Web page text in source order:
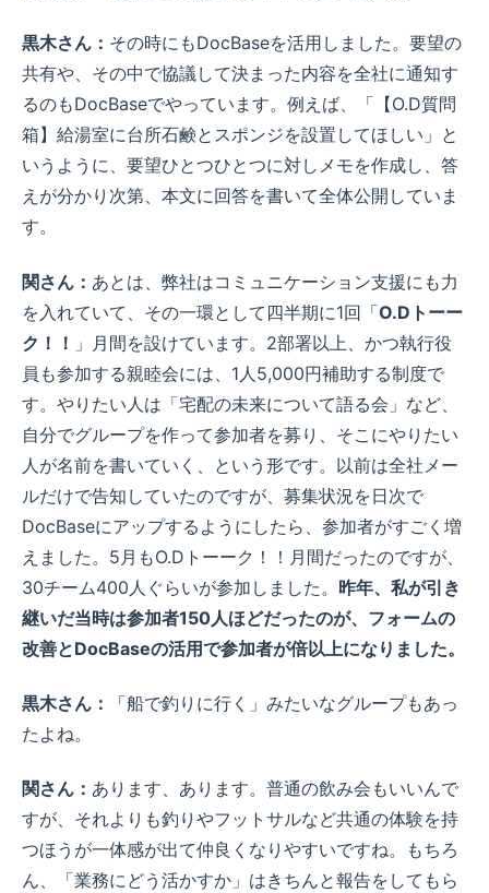
黒木さん： その時にもDocBaseを活用しました。要望の
共有や、その中で協議して決まった内容を全社に通知す
るのもDocBaseでやっています。例えば、「【O.D質問
箱】給湯室に台所石鹸とスポンジを設置してほしい」と
いうように、要望ひとつひとつに対しメモを作成し、答
えが分かり次第、本文に回答を書いて全体公開していま
す。
関さん： あとは、弊社はコミュニケーション支援にも力
を入れていて、その一環として四半期に1回「O.Dトーー
ク！！ 」月間を設けています。2部署以上、かつ執行役
員も参加する親睦会には、1人5,000円補助する制度で
す。やりたい人は「宅配の未来について語る会」など、
自分でグループを作って参加者を募り、そこにやりたい
人が名前を書いていく、という形です。以前は全社メー
ルだけで告知していたのですが、募集状況を日次で
DocBaseにアップするようにしたら、参加者がすごく増
えました。5月もO.Dトーーク！！月間だったのですが、
30チーム400人ぐらいが参加しました。 昨年、私が引き
継いだ当時は参加者150人ほどだったのが、フォームの
改善とDocBaseの活用で参加者が倍以上になりました。
黒木さん：
「船で釣りに行く」みたいなグループもあっ
たよね。
関さん： あります、あります。普通の飲み会もいいんで
すが、それよりも釣りやフットサルなど共通の体験を持
つほうが一体感が出て仲良くなりやすいですね。もちろ
ん、「業務にどう活かすか」はきちんと報告をしてもら